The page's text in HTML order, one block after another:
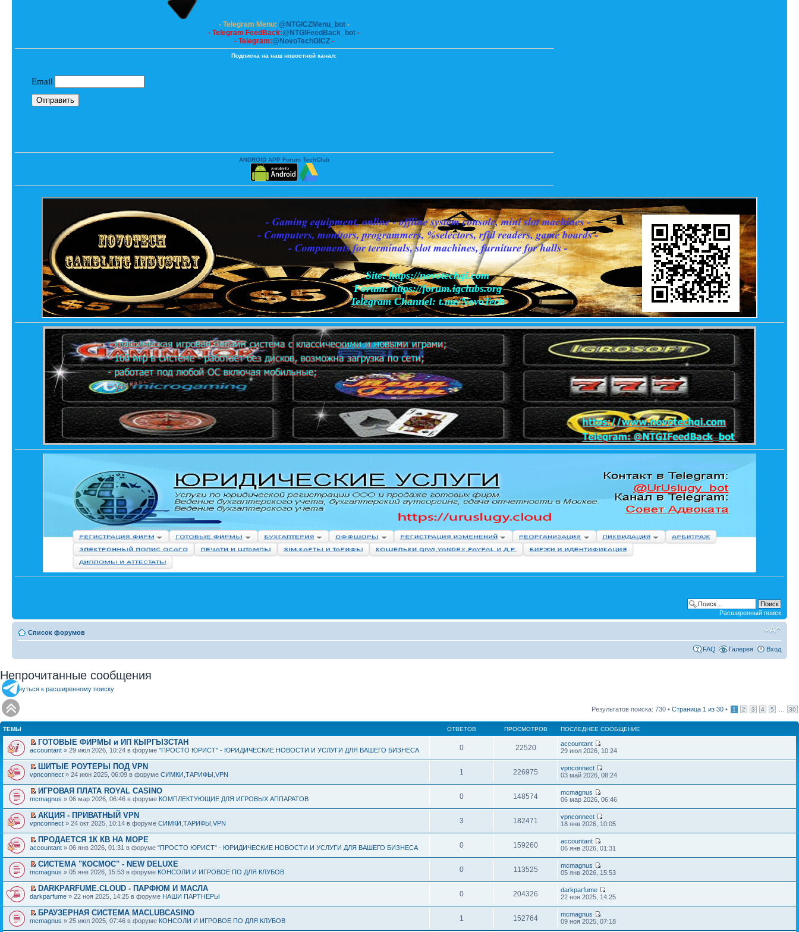
- Telegram Menu: @NTGICZMenu_bot-
- Telegram FeedBack:@NTGIFeedBack_bot -
- Telegram:@NovoTechGICZ-
Подписка на наш новостной канал:
ANDROID APP Forum TechClub
Расширенный поиск
Список форумов
FAQ Галерея Вход
Непрочитанные сообщения
Вернуться к расширенному поиску
Результатов поиска: 730 • Страница 1 из 30 • 1 2 3 4 5 30
ТЕМЫ ОТВЕТОВ ПРОСМОТРОВ ПОСЛЕДНЕЕ СООБЩЕНИЕ
ГОТОВЫЕ ФИРМЫ и ИП КЫРГЫЗСТАН
accountant » 29 июл 2026, 10:24 в форуме "ПРОСТО ЮРИСТ" - ЮРИДИЧЕСКИЕ НОВОСТИ И УСЛУГИ ДЛЯ ВАШЕГО БИЗНЕСА 0 22520
accountant
29 июл 2026, 10:24
ШИТЫЕ РОУТЕРЫ ПОД VPN
vpnconnect » 24 июн 2025, 06:09 в форуме СИМКИ,ТАРИФЫ,VPN 1 226975
vpnconnect
03 май 2026, 08:24
ИГРОВАЯ ПЛАТА ROYAL CASINO
mcmagnus » 06 мар 2026, 06:46 в форуме КОМПЛЕКТУЮЩИЕ ДЛЯ ИГРОВЫХ АППАРАТОВ 0 148574
mcmagnus
06 мар 2026, 06:46
АКЦИЯ - ПРИВАТНЫЙ VPN
vpnconnect » 24 окт 2025, 10:14 в форуме СИМКИ,ТАРИФЫ,VPN 3 182471
vpnconnect
18 янв 2026, 10:05
ПРОДАЕТСЯ 1К КВ НА МОРЕ
accountant » 06 янв 2026, 01:31 в форуме "ПРОСТО ЮРИСТ" - ЮРИДИЧЕСКИЕ НОВОСТИ И УСЛУГИ ДЛЯ ВАШЕГО БИЗНЕСА 0 159260
accountant
06 янв 2026, 01:31
СИСТЕМА "КОСМОС" - NEW DELUXE
mcmagnus » 05 янв 2026, 15:53 в форуме КОНСОЛИ И ИГРОВОЕ ПО ДЛЯ КЛУБОВ 0 113525
mcmagnus
05 янв 2026, 15:53
DARKPARFUME.CLOUD - ПАРФЮМ И МАСЛА
darkparfume » 22 ноя 2025, 14:25 в форуме НАШИ ПАРТНЕРЫ 0 204326
darkparfume
22 ноя 2025, 14:25
БРАУЗЕРНАЯ СИСТЕМА MACLUBCASINO
mcmagnus » 25 июл 2025, 07:46 в форуме КОНСОЛИ И ИГРОВОЕ ПО ДЛЯ КЛУБОВ 1 152764
mcmagnus
09 ноя 2025, 07:18